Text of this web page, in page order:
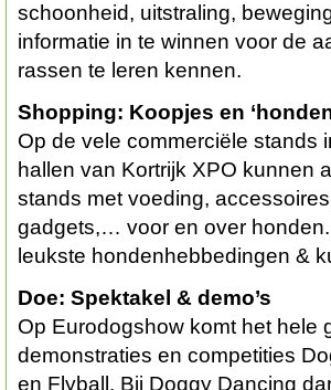
schoonheid, uitstraling,
informatie in te winnen voor de
rassen te leren kennen.
Shopping: Koopjes en
Op de vele commerciële stands
hallen van Kortrijk XPO kunnen
stands met voeding,
gadgets,… voor en over
leukste hondenhebbedingen &
Doe: Spektakel & demo’s
Op Eurodogshow komt het hele
demonstraties en competities
en Flyball. Bij Doggy Dancing